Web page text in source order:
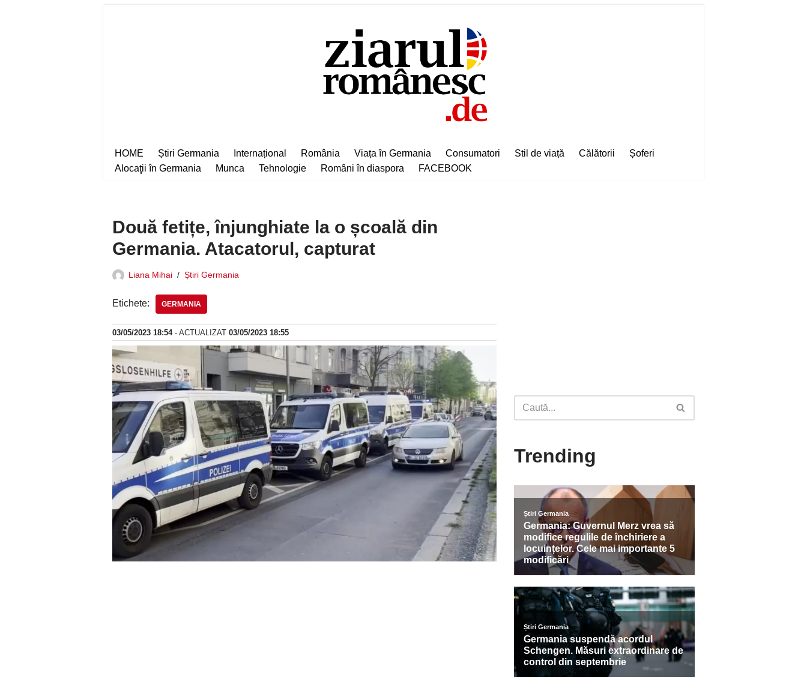
HOME Știri Germania Internațional România Viața în Germania Consumatori Stil de viață Călătorii
Șoferi
Alocaţii în Germania
Munca Tehnologie Români în diaspora FACEBOOK
Două fetițe, înjunghiate la o școală din
Germania. Atacatorul, capturat
Liana Mihai Știri Germania
Etichete: GERMANIA
03/05/2023 18:54- ACTUALIZAT 03/05/2023 18:55
Trending